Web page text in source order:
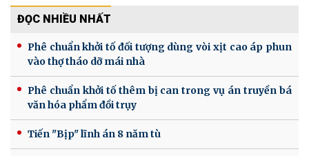
ĐỌC NHIỀU NHẤT
Phê chuẩn khởi tố đối tượng dùng vòi xịt cao áp phun
vào thợ tháo dỡ mái nhà
Phê chuẩn khởi tố thêm bị can trong vụ án truyền bá
văn hóa phẩm đồi trụy
Tiến "Bịp" lĩnh án 8 năm tù